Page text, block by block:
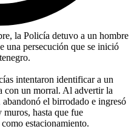
la Policía detuvo a un hombre
una persecución que se inició
intentaron identificar a un
con un morral. Al advertir la
el birrodado e ingresó
muros, hasta que fue
estacionamiento.